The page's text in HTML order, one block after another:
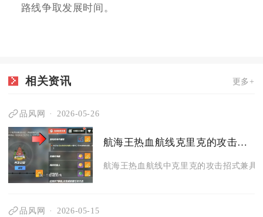
路线争取发展时间。
相关资讯 更多+
品风网 2026-05-26
航海王热血航线克里克的攻击招式有何特点
航海王热血航线中克里克的攻击招式兼具
品风网 2026-05-15